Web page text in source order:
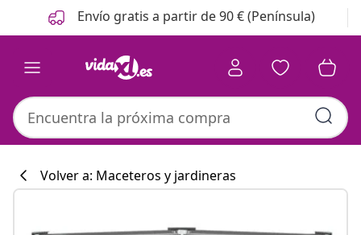
Anterior
Siguiente Envío gratis a partir de 90 € (Península)
Volver a: Maceteros y jardineras